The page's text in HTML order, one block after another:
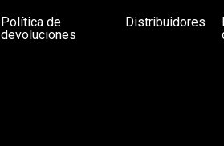
Política de
devoluciones
Distribuidores